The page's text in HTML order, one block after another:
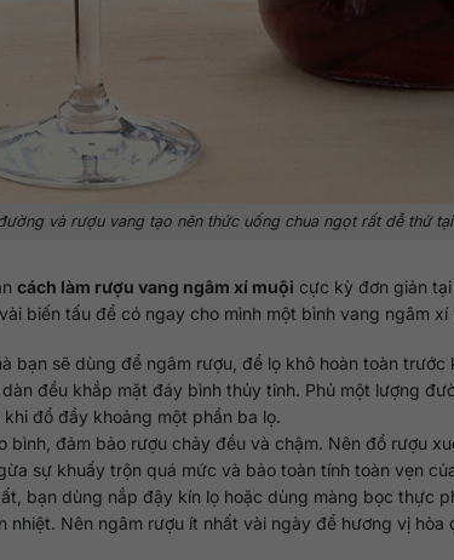
và rượu vang tạo nên thức uống chua ngọt rất dễ thử tại
cách làm rượu vang ngâm xí muội cực kỳ đơn giản
biến tấu để có ngay cho mình một bình vang ngâm xí
bạn sẽ dùng để ngâm rượu, để lọ khô hoàn toàn
đều khắp mặt đáy bình thủy tinh. Phủ một lượng
đổ đầy khoảng một phần ba lọ.
bình, đảm bảo rượu chảy đều và chậm. Nên đổ rượu
sự khuấy trộn quá mức và bảo toàn tính toàn vẹn
bạn dùng nắp đậy kín lọ hoặc dùng màng bọc thực
nhiệt. Nên ngâm rượu ít nhất vài ngày để hương vị hòa